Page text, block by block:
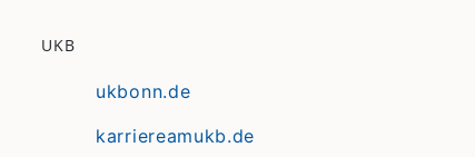
UKB
ukbonn.de
karriereamukb.de